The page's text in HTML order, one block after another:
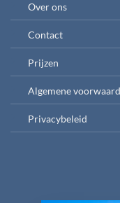
Over ons
Contact
Prijzen
Algemene
Privacybeleid